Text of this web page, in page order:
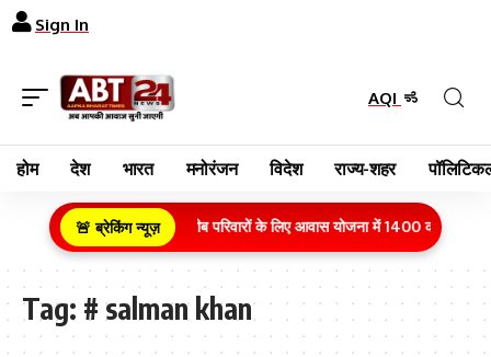
Sign In
AQI
होम देश भारत मनोरंजन विदेश राज्य-शहर
🚨 ब्रेकिंग न्यूज़
ग्रामीण क्षेत्र के गरीब परिवारों के लिए आवास योजना में 1400 करोड़ रुपये
Tag: # salman khan